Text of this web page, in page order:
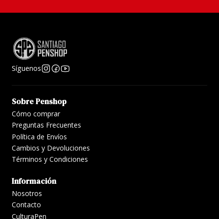
Síguenos
Sobre Penshop
Cómo comprar
Preguntas Frecuentes
Política de Envíos
Cambios y Devoluciones
Términos y Condiciones
Información
Nosotros
Contacto
CulturaPen